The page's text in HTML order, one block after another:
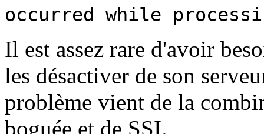
occurred while
Il est assez rare d'avoir
les désactiver de son
problème vient de la
boguée et de SSI.